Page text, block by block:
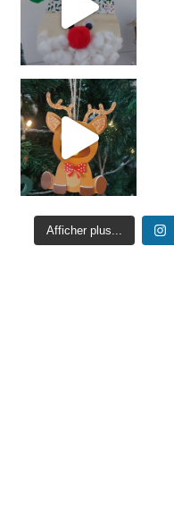
Afficher plus...